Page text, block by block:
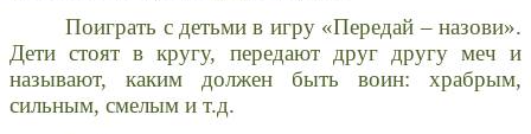
Поиграть с детьми в игру «Передай – назови».
Дети стоят в кругу, передают друг другу меч и
называют, каким должен быть воин: храбрым,
сильным, смелым и т.д.